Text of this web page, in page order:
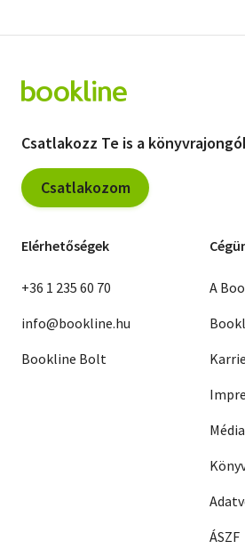
Csatlakozz Te is a
Csatlakozom
Elérhetőségek
+36 1 235 60 70
info@bookline.hu
Bookline Bolt
A
ÁSZF